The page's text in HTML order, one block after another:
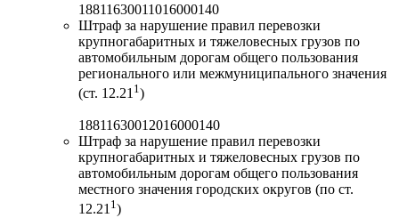
18811630011016000140
Штраф за нарушение правил перевозки
крупногабаритных и тяжеловесных грузов по
автомобильным дорогам общего пользования
регионального или межмуниципального значения
(ст. 12.21 1 )
18811630012016000140
Штраф за нарушение правил перевозки
крупногабаритных и тяжеловесных грузов по
автомобильным дорогам общего пользования
местного значения городских округов (по ст.
12.211)